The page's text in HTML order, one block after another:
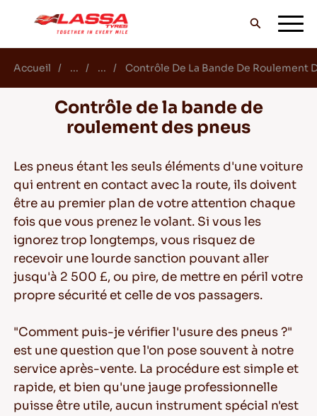
TOUS LES PNEUS LASSA
TROUVER UN DISTRIBUTEUR
BLOG & VIDEOS
ALLEZ AVEC LASSA!
FR
Accueil ... ... Contrôle De La Bande De Roulement
Contrôle de la bande de
roulement des pneus
Les pneus étant les seuls éléments d'une voiture
qui entrent en contact avec la route, ils doivent
être au premier plan de votre attention chaque
fois que vous prenez le volant. Si vous les
ignorez trop longtemps, vous risquez de
recevoir une lourde sanction pouvant aller
jusqu'à 2 500 £, ou pire, de mettre en péril votre
propre sécurité et celle de vos passagers.
"Comment puis-je vérifier l'usure des pneus ?"
est une question que l'on pose souvent à notre
service après-vente. La procédure est simple et
rapide, et bien qu'une jauge professionnelle
puisse être utile, aucun instrument spécial n'est